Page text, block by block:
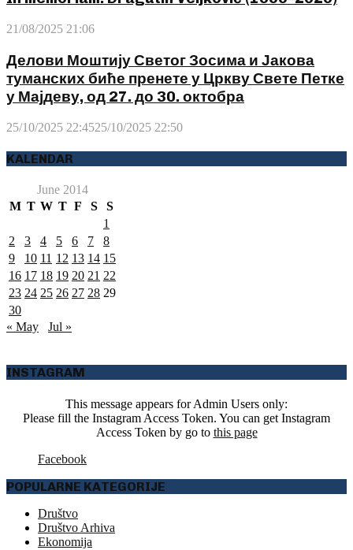
21/08/2025 21:06
Делови Моштију Светог Зосима и Јакова
туманских биће пренете у Цркву Свете Петке
у Мајдеву, од 27. до 30. октобра
25/10/2025 22:4525/10/2025 22:50
KALENDAR
June 2014
M T W T F S
S
1
2
3 4 5 6 7
8
9
10 11 12 13 14 15
16 17 18 19 20 21 22
23 24 25 26 27 28 29
30
« May
Jul »
INSTAGRAM
This message appears for Admin Users only:
Please fill the Instagram Access Token. You can get Instagram
Access Token by go to this page
Facebook
POPULARNE KATEGORIJE
Društvo
Društvo Arhiva
Ekonomija